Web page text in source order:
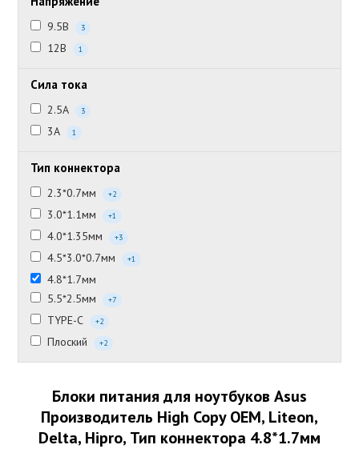
9.5В 3
12В 1
Сила тока
2.5А 3
3А 1
Тип коннектора
2.3*0.7мм +2
3.0*1.1мм +1
4.0*1.35мм +3
4.5*3.0*0.7мм +1
4.8*1.7мм
5.5*2.5мм
+7
TYPE-C +2
Плоский +2
Блоки питания для ноутбуков Asus
Производитель High Copy OEM, Liteon,
Delta, Hipro, Тип коннектора 4.8*1.7мм